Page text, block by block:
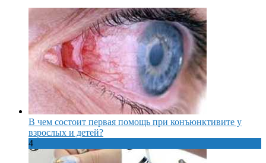
В чем состоит первая помощь при конъюнктивите у
взрослых и детей?
4